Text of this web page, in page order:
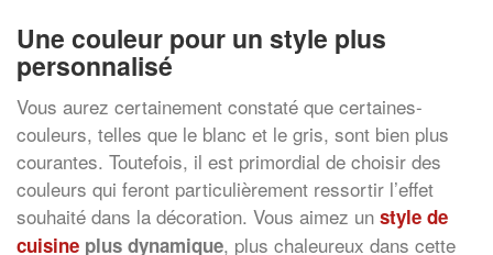
Une couleur pour un style plus
personnalisé
Vous aurez certainement constaté que certaines-
couleurs, telles que le blanc et le gris, sont bien plus
courantes. Toutefois, il est primordial de choisir des
couleurs qui feront particulièrement ressortir l’effet
souhaité dans la décoration. Vous aimez un style de
cuisine plus dynamique, plus chaleureux dans cette